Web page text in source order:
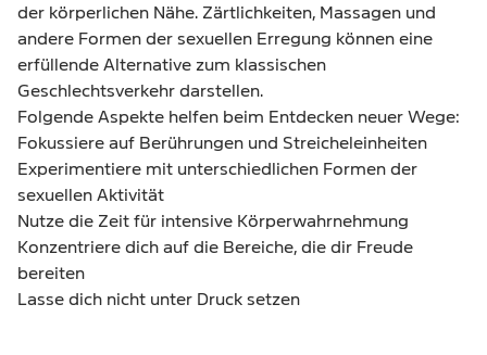
der körperlichen Nähe. Zärtlichkeiten, Massagen und
andere Formen der sexuellen Erregung können eine
erfüllende Alternative zum klassischen
Geschlechtsverkehr darstellen.
Folgende Aspekte helfen beim Entdecken neuer Wege:
Fokussiere auf Berührungen und Streicheleinheiten
Experimentiere mit unterschiedlichen Formen der
sexuellen Aktivität
Nutze die Zeit für intensive Körperwahrnehmung
Konzentriere dich auf die Bereiche, die dir Freude
bereiten
Lasse dich nicht unter Druck setzen